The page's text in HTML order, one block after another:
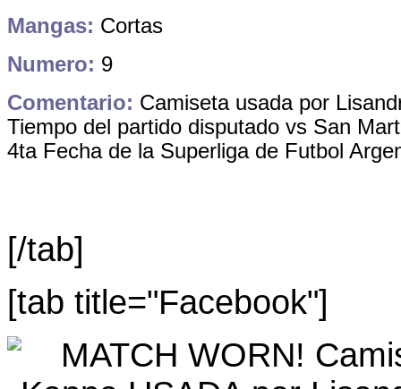
Mangas: Cortas
Numero: 9
Comentario: Camiseta usada por
Tiempo del partido disputado vs San
4ta Fecha de la Superliga de Futbol
[/tab]
[tab title="Facebook"]